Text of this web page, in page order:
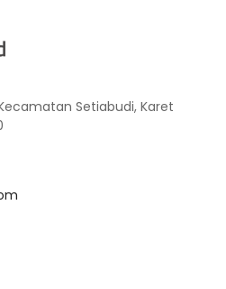
Setiabudi, Karet